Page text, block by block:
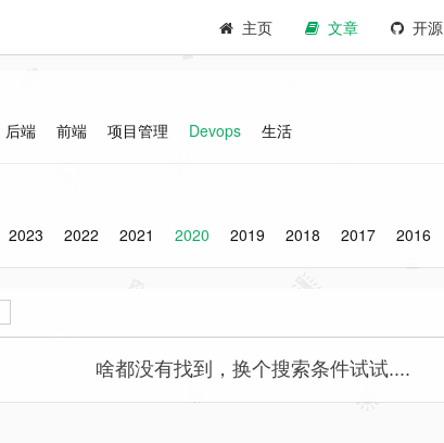
主页 文章 开源
后端 前端 项目管理 Devops 生活
2023 2022 2021 2020 2019 2018 2017 2016
啥都没有找到，换个搜索条件试试....